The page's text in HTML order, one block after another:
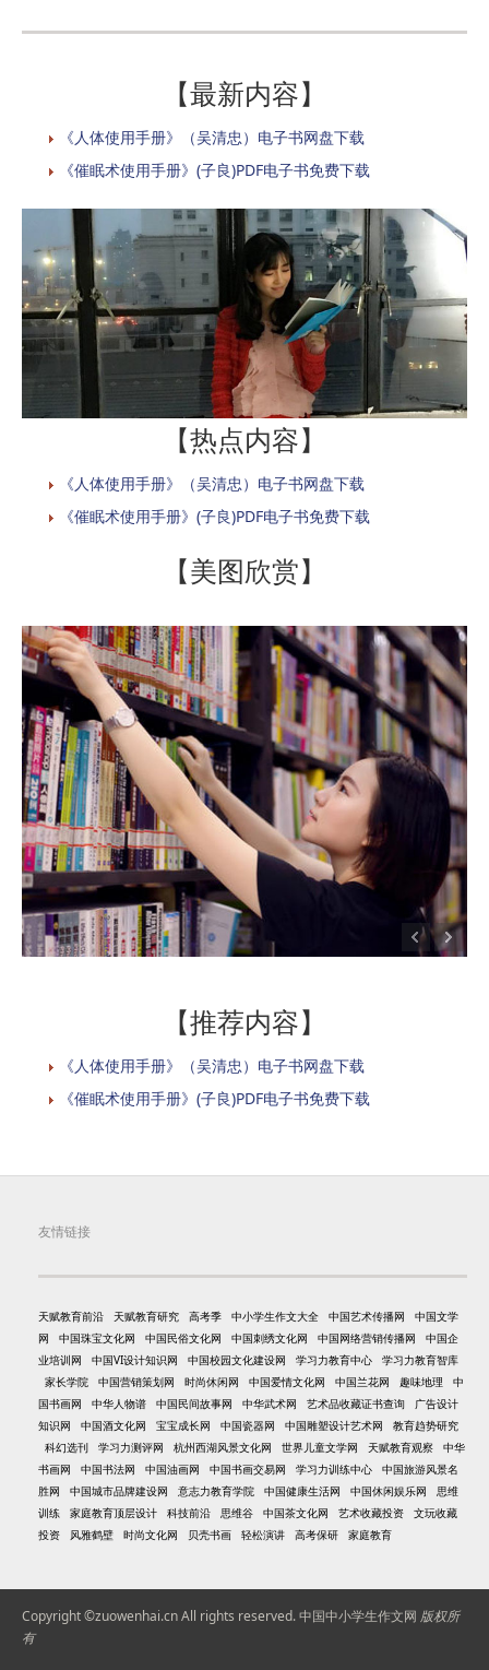
【最新内容】
《人体使用手册》（吴清忠）电子书网盘下载
《催眠术使用手册》(子良)PDF电子书免费下载
【热点内容】
《人体使用手册》（吴清忠）电子书网盘下载
《催眠术使用手册》(子良)PDF电子书免费下载
【美图欣赏】
【推荐内容】
《人体使用手册》（吴清忠）电子书网盘下载
《催眠术使用手册》(子良)PDF电子书免费下载
友情链接
天赋教育前沿 天赋教育研究 高考季 中小学生作文大全 中国艺术传播网
中国文学
网
中国珠宝文化网 中国民俗文化网 中国刺绣文化网 中国网络营销传播网
中国企
业培训网
中国VI设计知识网 中国校园文化建设网 学习力教育中心
学习力教育智库
家长学院
中国营销策划网 时尚休闲网 中国爱情文化网 中国兰花网 趣味地理
中
国书画网
中华人物谱 中国民间故事网 中华武术网 艺术品收藏证书查询
广告设计
知识网
中国酒文化网 宝宝成长网 中国瓷器网 中国雕塑设计艺术网
教育趋势研究
科幻选刊
学习力测评网 杭州西湖风景文化网 世界儿童文学网 天赋教育观察
中华
书画网
中国书法网 中国油画网 中国书画交易网 学习力训练中心
中国旅游风景名
胜网
中国城市品牌建设网 意志力教育学院 中国健康生活网 中国休闲娱乐网
思维
训练
家庭教育顶层设计 科技前沿 思维谷 中国茶文化网 艺术收藏投资
文玩收藏
投资
风雅鹤壁 时尚文化网 贝壳书画 轻松演讲 高考保研 家庭教育
Copyright ©zuowenhai.cn All rights reserved.中国中小学生作文网 版权所
有